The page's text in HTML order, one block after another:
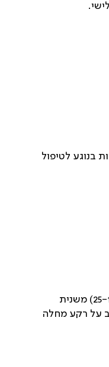
בנוגע לטיפול
הסיבות השכיחות לכאב בקשישים הן כאב כתוצאה משינויים ניווניים כגון כאבי גב תחתון וכאבי צוואר (כ-65% מהמטופלים עם כאב כרוני), כאבים כרוניים במפרקים (15%-25) משנית
(כ-40%), כאב נוירופתי פריפרי (בד"כ על רקע סוכרת או נוירלגיה פוסט- הרפטית, כ-35%). וכן כאב על רקע מחלה